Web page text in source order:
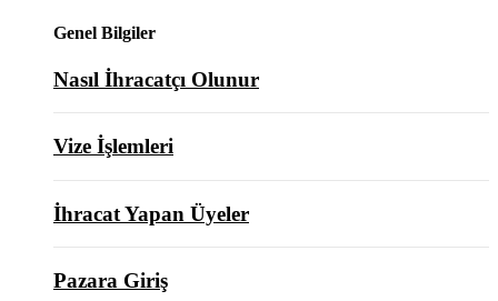
Genel Bilgiler
Nasıl İhracatçı Olunur
Vize İşlemleri
İhracat Yapan Üyeler
Pazara Giriş